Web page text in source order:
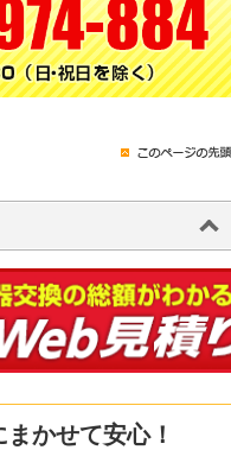
かせて安心！